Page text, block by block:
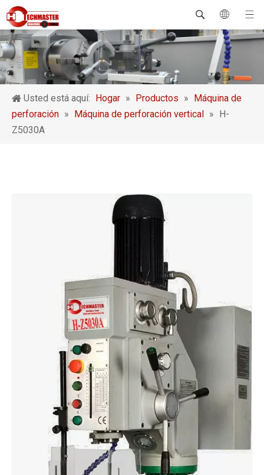
Usted está aquí: Hogar » Productos »
Máquina de
perforación » Máquina de perforación vertical »
H-
Z5030A